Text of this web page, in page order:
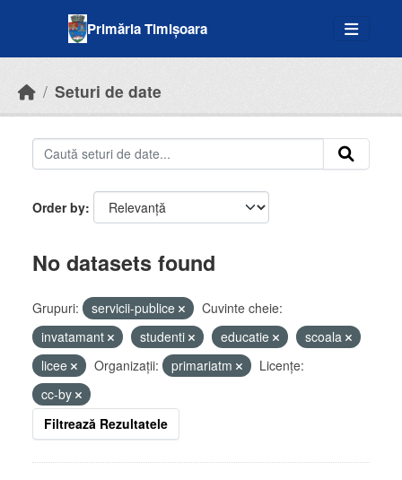
Primăria Timișoara
Seturi de date
Order by
No datasets found
Grupuri: servicii-publice
Cuvinte cheie:
invatamant
studenti educatie
scoala
licee
Organizații: primariatm
Licenţe:
cc-by
Filtrează Rezultatele